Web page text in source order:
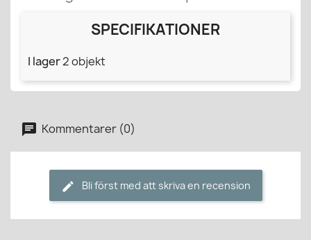
SPECIFIKATIONER
I lager2 objekt
Kommentarer (0)
Bli först med att skriva en recension